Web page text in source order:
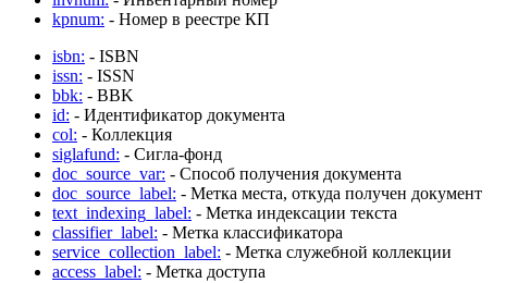
kpnum: - Номер в реестре КП
isbn: - ISBN
issn: - ISSN
bbk: - BBK
id: - Идентификатор документа
col: - Коллекция
siglafund: - Сигла-фонд
doc_source_var: - Способ получения документа
doc_source_label: - Метка места, откуда получен документ
text_indexing_label: - Метка индексации текста
classifier_label: - Метка классификатора
service_collection_label: - Метка служебной коллекции
access_label: - Метка доступа